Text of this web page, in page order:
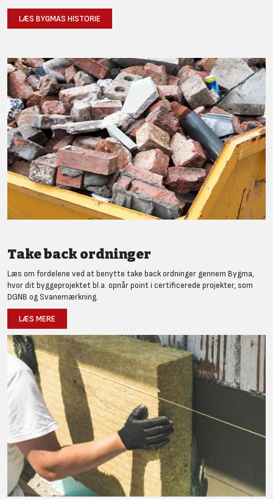
LÆS BYGMAS HISTORIE
Take back ordninger
Læs om fordelene ved at benytte take back ordninger gennem Bygma,
hvor dit byggeprojektet bl.a. opnår point i certificerede projekter, som
DGNB og Svanemærkning.
LÆS MERE